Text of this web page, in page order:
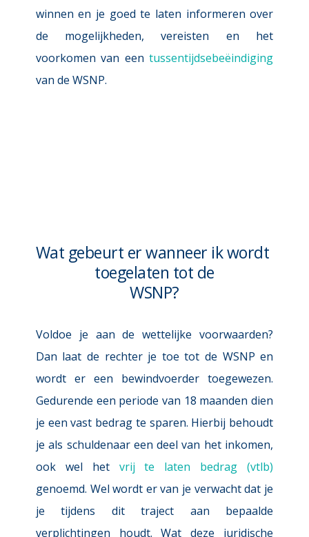
winnen en je goed te laten informeren over
de mogelijkheden, vereisten en het
voorkomen van een tussentijdsebeëindiging
van de WSNP.
Wat gebeurt er wanneer ik wordt
toegelaten tot de
WSNP?
Voldoe je aan de wettelijke voorwaarden?
Dan laat de rechter je toe tot de WSNP en
wordt er een bewindvoerder toegewezen.
Gedurende een periode van 18 maanden dien
je een vast bedrag te sparen. Hierbij behoudt
je als schuldenaar een deel van het inkomen,
ook wel het
genoemd. Wel wordt er van je verwacht dat je
je tijdens dit traject aan bepaalde
verplichtingen houdt. Wat deze juridische